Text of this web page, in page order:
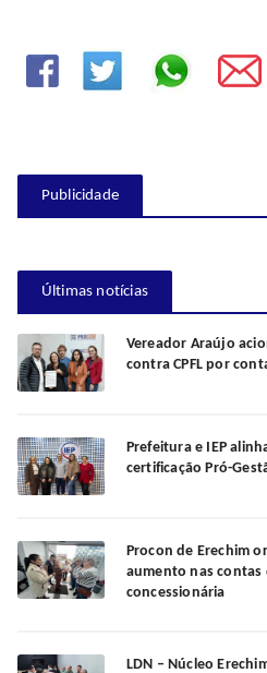
Publicidade
Últimas notícias
Vereador Araújo
contra CPFL por
Prefeitura e IEP
certificação Pró-
Procon de Erechim
aumento nas contas
concessionária
LDN – Núcleo